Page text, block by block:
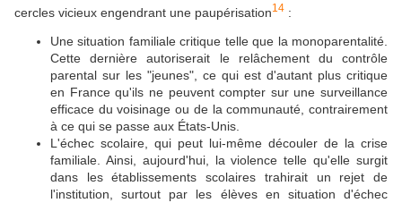
cercles vicieux engendrant une paupérisation14 :
Une situation familiale critique telle que la monoparentalité.
Cette dernière autoriserait le relâchement du contrôle
parental sur les "jeunes", ce qui est d'autant plus critique
en France qu'ils ne peuvent compter sur une surveillance
efficace du voisinage ou de la communauté, contrairement
à ce qui se passe aux États-Unis.
L'échec scolaire, qui peut lui-même découler de la crise
familiale. Ainsi, aujourd'hui, la violence telle qu'elle surgit
dans les établissements scolaires trahirait un rejet de
l'institution, surtout par les élèves en situation d'échec